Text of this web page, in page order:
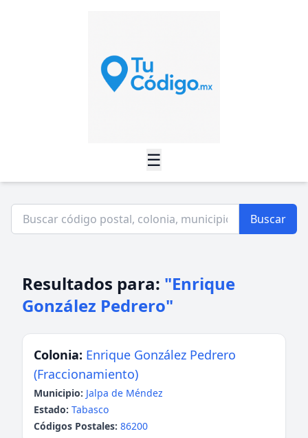
☰
Buscar
Resultados para: "Enrique
González Pedrero"
Colonia: Enrique González Pedrero
(Fraccionamiento)
Municipio: Jalpa de Méndez
Estado: Tabasco
Códigos Postales: 86200